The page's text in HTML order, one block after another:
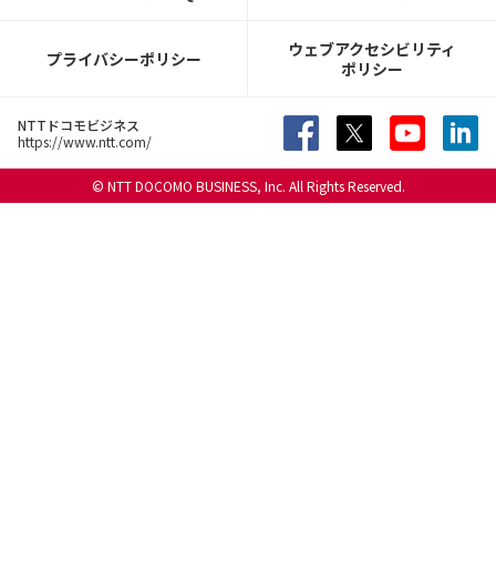
プライバシーポリシー
ウェブアクセシビリティ
ポリシー
NTTドコモビジネス
https://www.ntt.com/
© NTT DOCOMO BUSINESS, Inc. All Rights Reserved.